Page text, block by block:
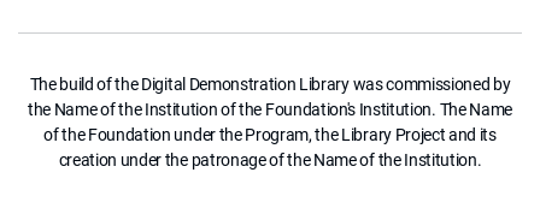
The build of the Digital Demonstration Library was commissioned by
the Name of the Institution of the Foundation's Institution. The Name
of the Foundation under the Program, the Library Project and its
creation under the patronage of the Name of the Institution.